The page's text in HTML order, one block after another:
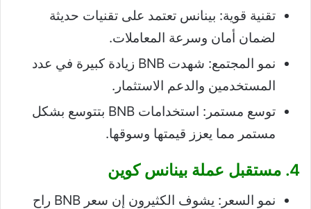
تقنية قوية: بينانس تعتمد على تقنيات حديثة
لضمان أمان وسرعة المعاملات.
نمو المجتمع: شهدت BNB زيادة كبيرة في عدد
المستخدمين والدعم الاستثمار.
توسع مستمر: استخدامات BNB بتتوسع بشكل
مستمر مما يعزز قيمتها وسوقها.
4. مستقبل عملة بينانس كوين
نمو السعر: يشوف الكثيرون إن سعر BNB راح